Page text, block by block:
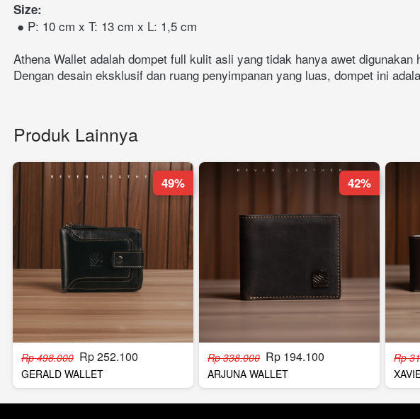
Size:
● P: 10 cm x T: 13 cm x L: 1,5 cm
Athena Wallet adalah dompet full kulit asli yang tidak hanya awet
Dengan desain eksklusif dan ruang penyimpanan yang luas, dompet ini
Produk Lainnya
Rp 498.000 Rp 252.100
GERALD WALLET
49%
Rp 338.000 Rp 194.100
ARJUNA WALLET
42%
Rp